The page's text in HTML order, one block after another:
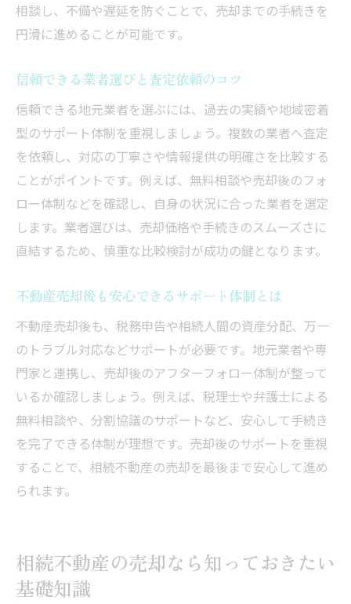
相談し、不備や遅延を防ぐことで、売却までの手続きを
円滑に進めることが可能です。
信頼できる業者選びと査定依頼のコツ
信頼できる地元業者を選ぶには、過去の実績や地域密着
型のサポート体制を重視しましょう。複数の業者へ査定
を依頼し、対応の丁寧さや情報提供の明確さを比較する
ことがポイントです。例えば、無料相談や売却後のフォ
ロー体制などを確認し、自身の状況に合った業者を選定
します。業者選びは、売却価格や手続きのスムーズさに
直結するため、慎重な比較検討が成功の鍵となります。
不動産売却後も安心できるサポート体制とは
不動産売却後も、税務申告や相続人間の資産分配、万一
のトラブル対応などサポートが必要です。地元業者や専
門家と連携し、売却後のアフターフォロー体制が整って
いるか確認しましょう。例えば、税理士や弁護士による
無料相談や、分割協議のサポートなど、安心して手続き
を完了できる体制が理想です。売却後のサポートを重視
することで、相続不動産の売却を最後まで安心して進め
られます。
相続不動産の売却なら知っておきたい
基礎知識